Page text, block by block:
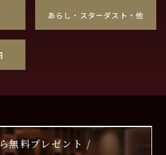
あらし・スターダスト・他
無料プレゼント /